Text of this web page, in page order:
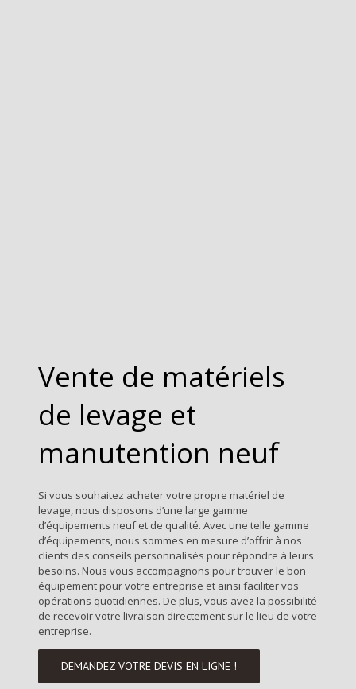
Vente de matériels
de levage et
manutention neuf
Si vous souhaitez acheter votre propre matériel de
levage, nous disposons d’une large gamme
d’équipements neuf et de qualité. Avec une telle gamme
d’équipements, nous sommes en mesure d’offrir à nos
clients des conseils personnalisés pour répondre à leurs
besoins. Nous vous accompagnons pour trouver le bon
équipement pour votre entreprise et ainsi faciliter vos
opérations quotidiennes. De plus, vous avez la possibilité
de recevoir votre livraison directement sur le lieu de votre
entreprise.
DEMANDEZ VOTRE DEVIS EN LIGNE !